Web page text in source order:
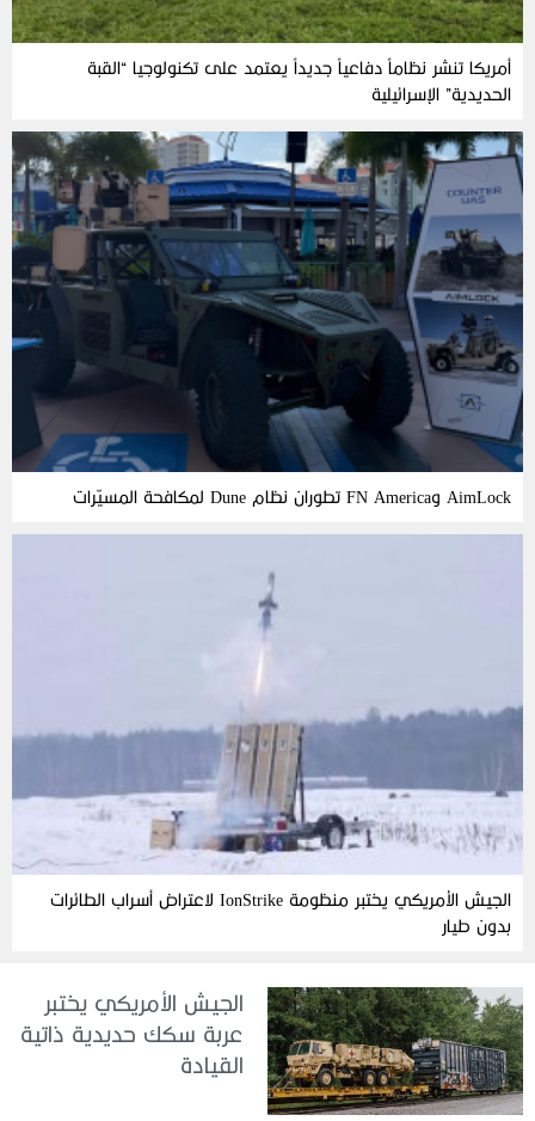
أمريكا تنشر نظاماً دفاعياً جديداً يعتمد على تكنولوجيا “القبة
الحديدية” الإسرائيلية
AimLock وFN America تطوران نظام Dune لمكافحة المسيّرات
الجيش الأمريكي يختبر منظومة IonStrike لاعتراض أسراب الطائرات
بدون طيار
الجيش الأمريكي يختبر
عربة سكك حديدية ذاتية
القيادة